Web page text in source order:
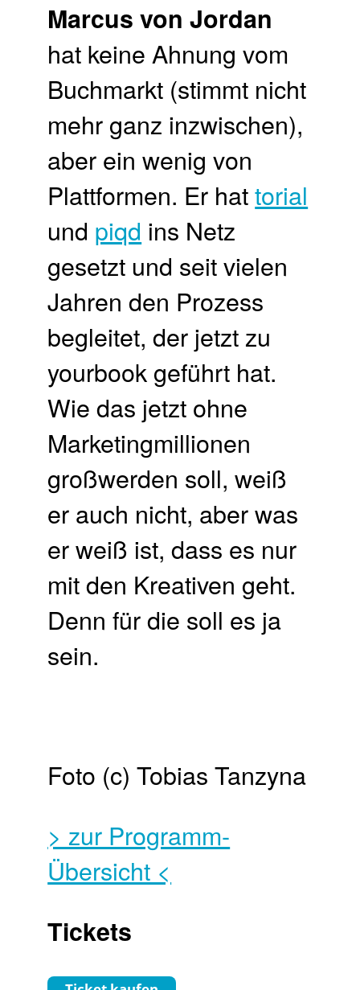
Marcus von Jordan
hat keine Ahnung vom
Buchmarkt (stimmt nicht
mehr ganz inzwischen),
aber ein wenig von
Plattformen. Er hattorial
und piqd ins Netz
gesetzt und seit vielen
Jahren den Prozess
begleitet, der jetzt zu
yourbook geführt hat.
Wie das jetzt ohne
Marketingmillionen
großwerden soll, weiß
er auch nicht, aber was
er weiß ist, dass es nur
mit den Kreativen geht.
Denn für die soll es ja
sein.
Foto (c) Tobias Tanzyna
> zur Programm-
Übersicht <
Tickets